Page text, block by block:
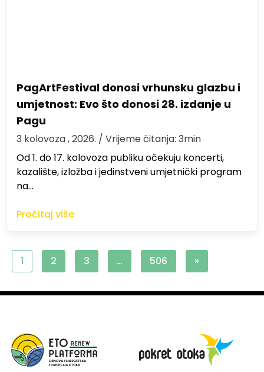
PagArtFestival donosi vrhunsku glazbu i
umjetnost: Evo što donosi 28. izdanje u
Pagu
3 kolovoza , 2026. / Vrijeme čitanja: 3min
Od 1. do 17. kolovoza publiku očekuju koncerti,
kazalište, izložba i jedinstveni umjetnički program
na…
Pročitaj više
1 2 3 … 506 »